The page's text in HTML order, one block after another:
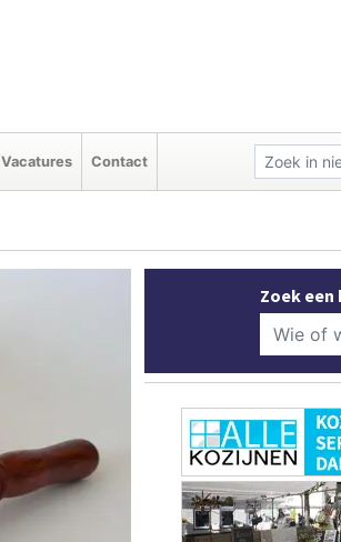
Vacatures Contact
Zoek